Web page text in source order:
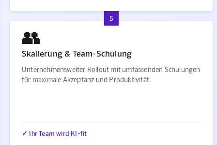
5
👥
Skalierung & Team-Schulung
Unternehmensweiter Rollout mit umfassenden Schulungen
für maximale Akzeptanz und Produktivität.
✓ Ihr Team wird KI-fit